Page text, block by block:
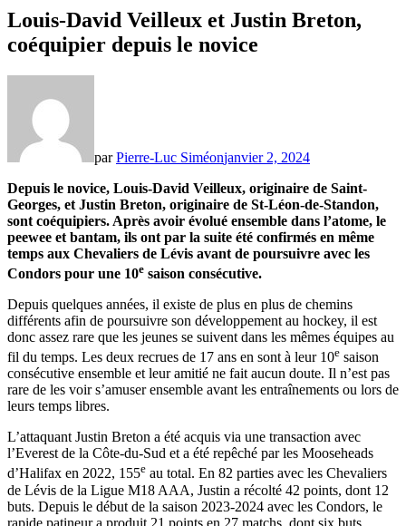
Louis-David Veilleux et Justin Breton,
coéquipier depuis le novice
parPierre-Luc Siméonjanvier 2, 2024
Depuis le novice, Louis-David Veilleux, originaire de Saint-
Georges, et Justin Breton, originaire de St-Léon-de-Standon,
sont coéquipiers. Après avoir évolué ensemble dans l’atome, le
peewee et bantam, ils ont par la suite été confirmés en même
temps aux Chevaliers de Lévis avant de poursuivre avec les
Condors pour une 10e saison consécutive.
Depuis quelques années, il existe de plus en plus de chemins
différents afin de poursuivre son développement au hockey, il est
donc assez rare que les jeunes se suivent dans les mêmes équipes au
fil du temps. Les deux recrues de 17 ans en sont à leur 10e saison
consécutive ensemble et leur amitié ne fait aucun doute. Il n’est pas
rare de les voir s’amuser ensemble avant les entraînements ou lors de
leurs temps libres.
L’attaquant Justin Breton a été acquis via une transaction avec
l’Everest de la Côte-du-Sud et a été repêché par les Mooseheads
d’Halifax en 2022, 155e au total. En 82 parties avec les Chevaliers
de Lévis de la Ligue M18 AAA, Justin a récolté 42 points, dont 12
buts. Depuis le début de la saison 2023-2024 avec les Condors, le
rapide patineur a produit 21 points en 27 matchs, dont six buts.